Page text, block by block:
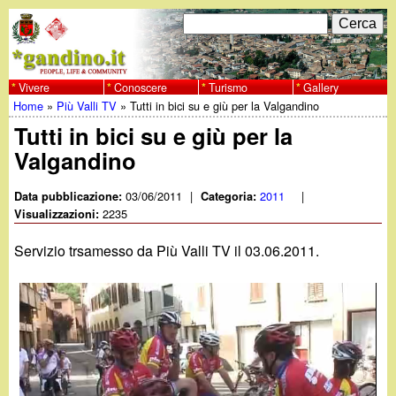
al
contenuto
principale
w
w
w
.
a
n
F
o
r
m
i
r
c
e
r
C
e
r
c
a
Vivere Conoscere Turismo Gallery
Tu
sei
qui
Home » Più Valli TV »Tutti in bici su e giù per la Valgandino
Tutti in bici su e giù per la
Valgandino
Data pubblicazione:03/06/2011 | Categoria:2011 |
Visualizzazioni:2235
Servizio trsamesso da Più Valli TV il 03.06.2011.